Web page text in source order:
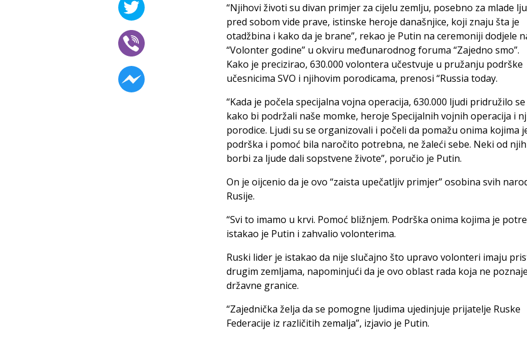
“Njihovi životi su divan primjer za cijelu zemlju, posebno za mlade
pred sobom vide prave, istinske heroje današnjice, koji znaju šta je
otadžbina i kako da je brane”, rekao je Putin na ceremoniji dodjele
“Volonter godine” u okviru međunarodnog foruma “Zajedno smo”.
Kako je precizirao, 630.000 volontera učestvuje u pružanju podrške
učesnicima SVO i njihovim porodicama, prenosi “Russia today.
“Kada je počela specijalna vojna operacija, 630.000 ljudi pridružilo
kako bi podržali naše momke, heroje Specijalnih vojnih operacija i
porodice. Ljudi su se organizovali i počeli da pomažu onima kojima
podrška i pomoć bila naročito potrebna, ne žaleći sebe. Neki od
borbi za ljude dali sopstvene živote”, poručio je Putin.
On je oijcenio da je ovo “zaista upečatljiv primjer” osobina svih
Rusije.
“Svi to imamo u krvi. Pomoć bližnjem. Podrška onima kojima je
istakao je Putin i zahvalio volonterima.
Ruski lider je istakao da nije slučajno što upravo volonteri imaju
drugim zemljama, napominjući da je ovo oblast rada koja ne
državne granice.
“Zajednička želja da se pomogne ljudima ujedinjuje prijatelje Ruske
Federacije iz različitih zemalja”, izjavio je Putin.